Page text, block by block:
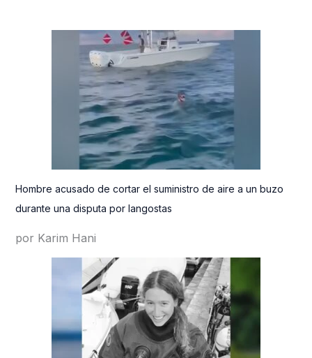
Hombre acusado de cortar el suministro de aire a un buzo
durante una disputa por langostas
por Karim Hani